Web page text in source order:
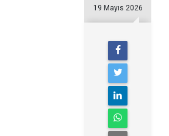
19 Mayıs 2026